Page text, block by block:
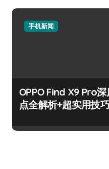
手机新闻
OPPO Find X9 Pro
点全解析+超实用技